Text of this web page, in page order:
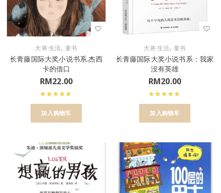
大将·生活,童书
长青藤国际大奖小说书系.杰西
卡的借口
RM22.00
加入购物车
大将·生活,童书
长青藤国际大奖小说书系：我家
没有英雄
RM20.00
加入购物车